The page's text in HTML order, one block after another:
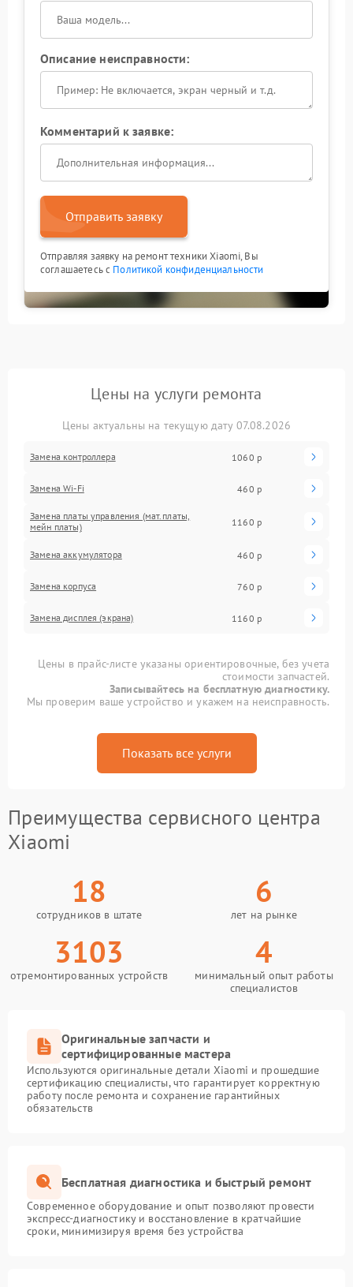
Описание неисправности:
Комментарий к заявке:
Отправить заявку
Отправляя заявку на ремонт техники Xiaomi, Вы
соглашаетесь с Политикой конфиденциальности
Цены на услуги ремонта
Цены актуальны на текущую дату 07.08.2026
Замена контроллера 1060 р
Замена Wi-Fi 460 р
Замена платы управления (мат.платы,
мейн платы)
1160 р
Замена аккумулятора 460 р
Замена корпуса 760 р
Замена дисплея (экрана) 1160 р
Цены в прайс-листе указаны ориентировочные, без учета
стоимости запчастей.
Записывайтесь на бесплатную диагностику.
Мы проверим ваше устройство и укажем на неисправность.
Показать все услуги
Преимущества сервисного центра
Xiaomi
18
сотрудников в штате
6
лет на рынке
3103
отремонтированных устройств
4
минимальный опыт работы
специалистов
Оригинальные запчасти и
сертифицированные мастера
Используются оригинальные детали Xiaomi и прошедшие
сертификацию специалисты, что гарантирует корректную
работу после ремонта и сохранение гарантийных
обязательств
Бесплатная диагностика и быстрый ремонт
Современное оборудование и опыт позволяют провести
экспресс-диагностику и восстановление в кратчайшие
сроки, минимизируя время без устройства